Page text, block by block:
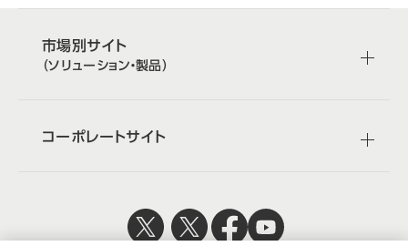
市場別サイト
（ソリューション・製品）
コーポレートサイト